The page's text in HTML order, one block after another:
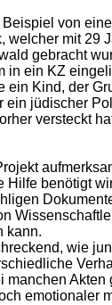
von
welcher mit 29
gebracht
in ein KZ
ein Kind, der
ein jüdischer
versteckt
Hilfe benötigt
kann.
wie
manchen Akten
emotionaler